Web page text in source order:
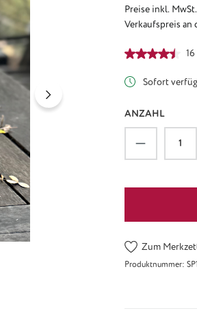
Preise inkl.
Verkaufspreis an
Sofort
ANZAHL
Produkt
Zum
Produktnummer: